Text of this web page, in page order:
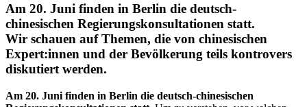
Am 20. Juni finden in Berlin die deutsch-
chinesischen Regierungskonsultationen statt.
Wir schauen auf Themen, die von chinesischen
Expert:innen und der Bevölkerung teils kontrovers
diskutiert werden.
Am 20. Juni finden in Berlin die deutsch-chinesischen